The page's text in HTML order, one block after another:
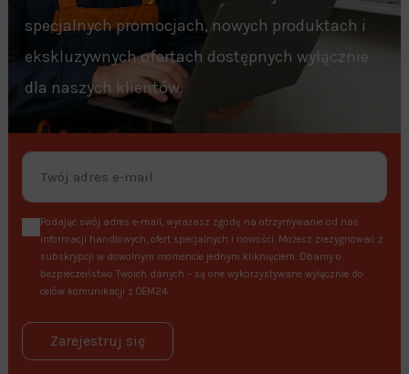
specjalnych promocjach, nowych produktach i
ekskluzywnych ofertach dostępnych wyłącznie
dla naszych klientów.
Podając swój adres e-mail, wyrażasz zgodę na otrzymywanie od nas
informacji handlowych, ofert specjalnych i nowości. Możesz zrezygnować z
subskrypcji w dowolnym momencie jednym kliknięciem. Dbamy o
bezpieczeństwo Twoich danych – są one wykorzystywane wyłącznie do
celów komunikacji z OEM24.
Zarejestruj się